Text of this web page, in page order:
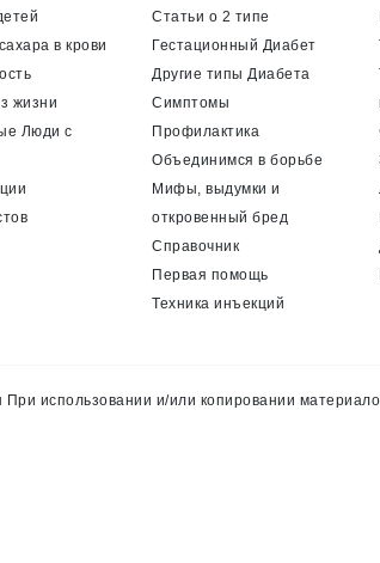
в крови
жизни
Люди с
Статьи о 2 типе
Гестационный Диабет
Другие типы Диабета
Симптомы
Профилактика
Объединимся в борьбе
Мифы, выдумки и
откровенный бред
Справочник
Первая помощь
Техника инъекций
использовании и/или копировании